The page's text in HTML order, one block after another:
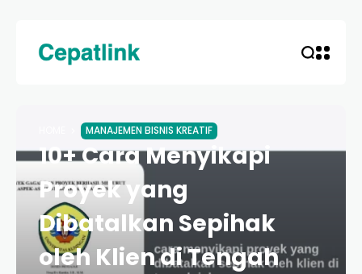
MANAJEMEN BISNIS KREATIF
10+ Cara Menyikapi
Proyek yang
Dibatalkan Sepihak
oleh Klien di Tengah